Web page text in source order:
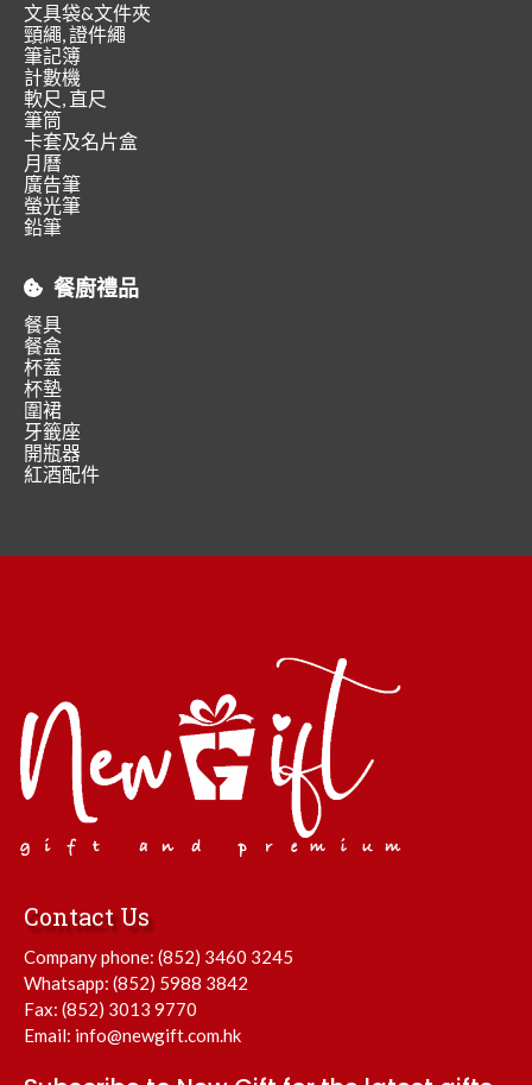
文具袋&文件夾
頸繩, 證件繩
筆記簿
計數機
軟尺, 直尺
筆筒
卡套及名片盒
月曆
廣告筆
螢光筆
鉛筆
餐廚禮品
餐具
餐盒
杯蓋
杯墊
圍裙
牙籤座
開瓶器
紅酒配件
Contact Us
Company phone: (852) 3460 3245
Whatsapp: (852) 5988 3842
Fax: (852) 3013 9770
Email: info@newgift.com.hk